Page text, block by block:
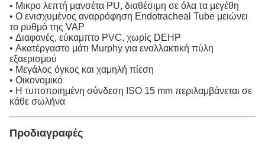
• Μικρο λεπτή μανσέτα PU, διαθέσιμη σε όλα τα μεγέθη
• Ο ενισχυμένος αναρρόφηση Endotracheal Tube μειώνει
το ρυθμό της VAP
• Διαφανές, εύκαμπτο PVC, χωρίς DEHP
• Ακατέργαστο μάτι Murphy για εναλλακτική πύλη
εξαερισμού
• Μεγάλος όγκος και χαμηλή πίεση
• Οικονομικό
• Η τυποποιημένη σύνδεση ISO 15 mm περιλαμβάνεται σε
κάθε σωλήνα
Προδιαγραφές